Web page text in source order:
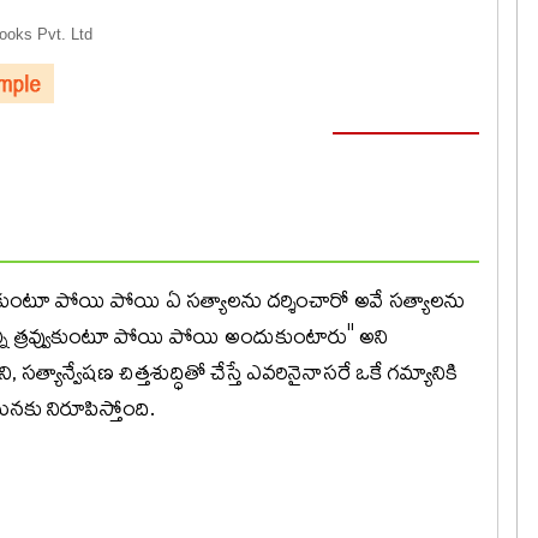
Pvt. Ltd
పోయి పోయి ఏ సత్యాలను దర్శించారో అవే సత్యాలను
త్రవ్వుకుంటూ పోయి పోయి అందుకుంటారు'' అని
సత్యాన్వేషణ చిత్తశుద్ధితో చేస్తే ఎవరినైనాసరే ఒకే గమ్యానికి
నిరూపిస్తోంది.